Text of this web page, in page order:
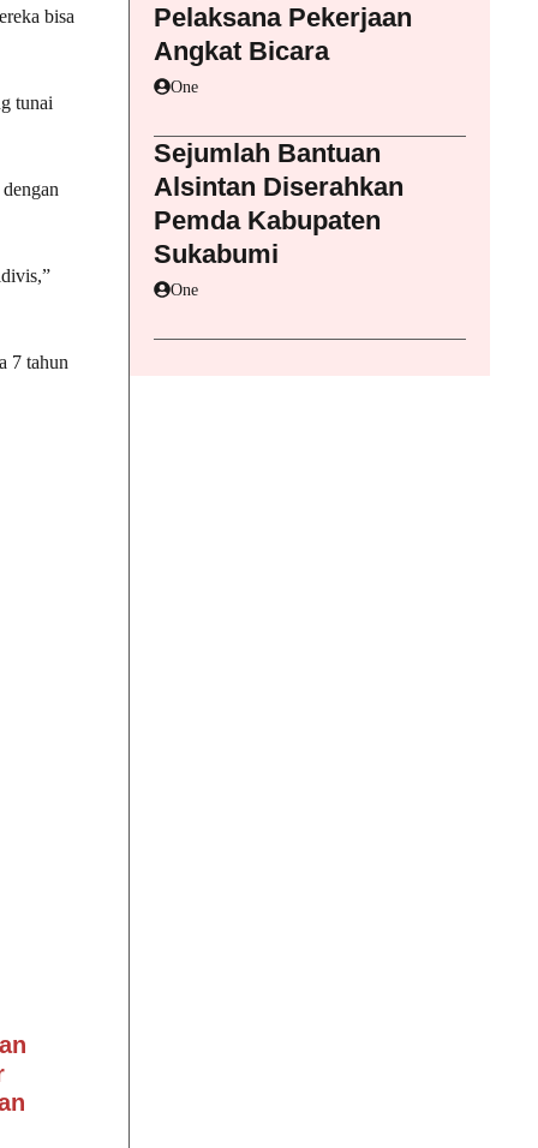
bisa
tunai
7 tahun
Pelaksana Pekerjaan
Angkat Bicara
One
Sejumlah Bantuan
Alsintan Diserahkan
Pemda Kabupaten
Sukabumi
One